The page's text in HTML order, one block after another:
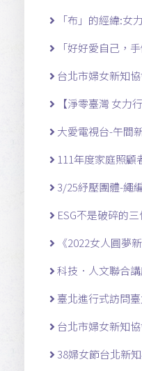
「布」的經緯:女
「好好愛自己，
台北市婦女新知
【淨零臺灣 女力
大愛電視台-午間
111年度家庭照顧
3/25紓壓團體-繩
ESG不是破碎的
《2022女人圓夢
科技．人文聯合
臺北進行式訪問
台北市婦女新知
38婦女節台北新